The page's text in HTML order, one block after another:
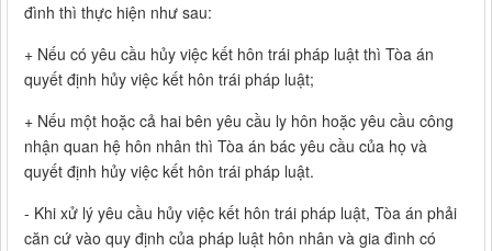
đình thì thực hiện như sau:
+ Nếu có yêu cầu hủy việc kết hôn trái pháp luật thì Tòa án
quyết định hủy việc kết hôn trái pháp luật;
+ Nếu một hoặc cả hai bên yêu cầu ly hôn hoặc yêu cầu công
nhận quan hệ hôn nhân thì Tòa án bác yêu cầu của họ và
quyết định hủy việc kết hôn trái pháp luật.
- Khi xử lý yêu cầu hủy việc kết hôn trái pháp luật, Tòa án phải
căn cứ vào quy định của pháp luật hôn nhân và gia đình có